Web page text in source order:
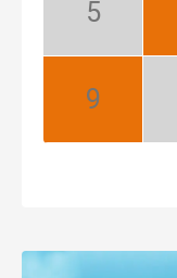
Máj:
September: